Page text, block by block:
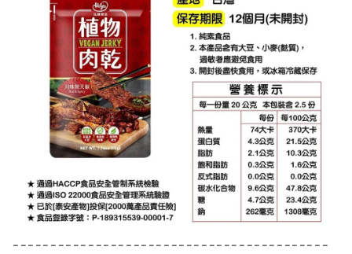
------------------------------------------